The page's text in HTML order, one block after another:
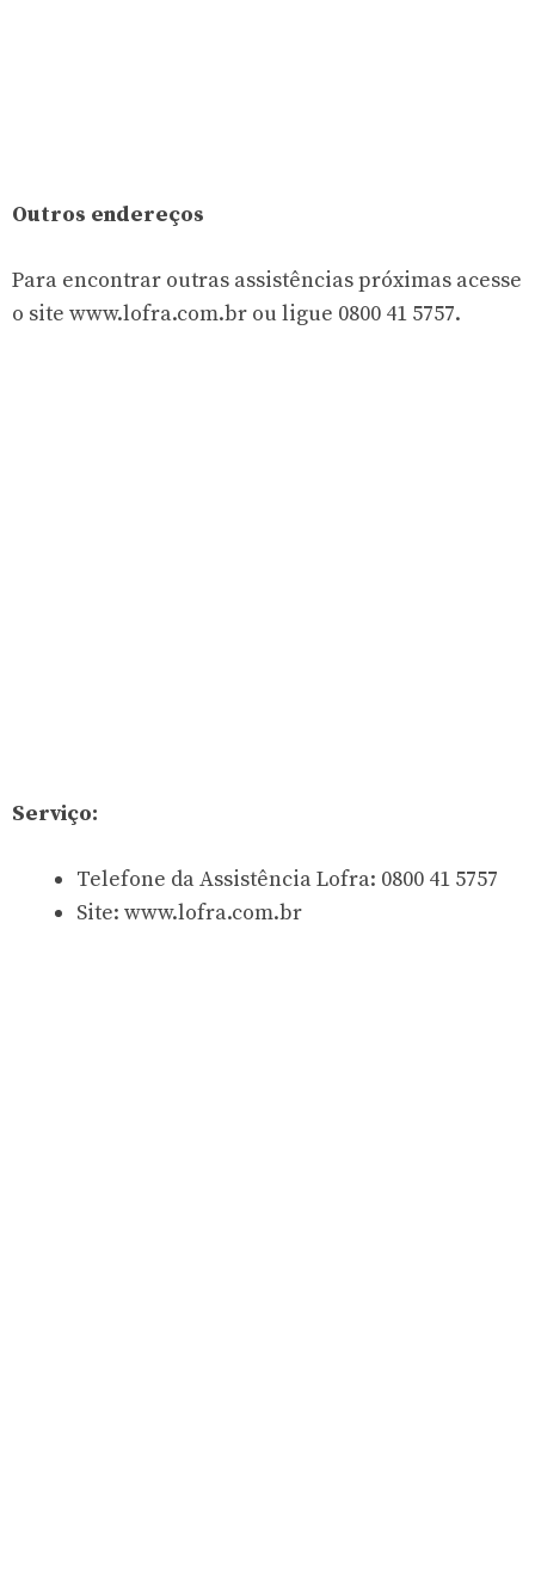
Outros endereços
Para encontrar outras assistências próximas acesse
o site www.lofra.com.br ou ligue 0800 41 5757.
Serviço:
Telefone da Assistência Lofra: 0800 41 5757
Site: www.lofra.com.br